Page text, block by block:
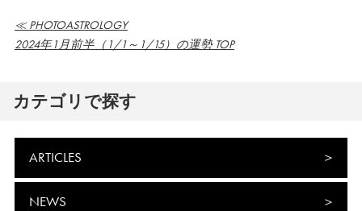
≪ PHOTOASTROLOGY
2024年1月前半（1/1～1/15）の運勢 TOP
カテゴリで探す
ARTICLES
NEWS